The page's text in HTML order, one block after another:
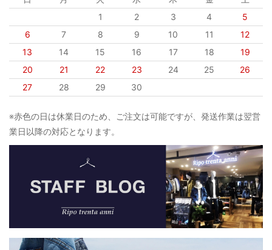
1
2 3 4
5
6
7 8 9 10 11
12
13
14 15 16 17 18
19
20
21 22 23 24 25
26
27
28 29 30
※赤色の日は休業日のため、ご注文は可能ですが、発送作業は翌営
業日以降の対応となります。